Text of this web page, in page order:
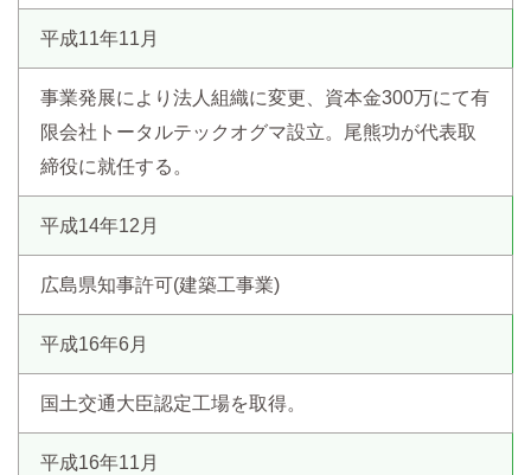
平成11年11月
事業発展により法人組織に変更、資本金300万にて有
限会社トータルテックオグマ設立。尾熊功が代表取
締役に就任する。
平成14年12月
広島県知事許可(建築工事業)
平成16年6月
国土交通大臣認定工場を取得。
平成16年11月